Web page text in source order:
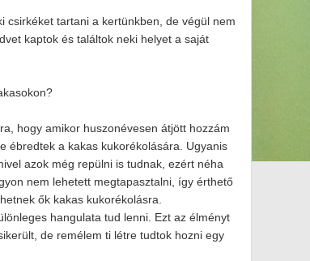
csirkéket tartani a kertünkben, de végül nem
kaptok és találtok neki helyet a saját
hogy amikor huszonévesen átjött hozzám
ébredtek a kakas kukorékolására. Ugyanis
azok még repülni is tudnak, ezért néha
nem lehetett megtapasztalni, így érthető
ők kakas kukorékolásra.
hangulata tud lenni. Ezt az élményt
de remélem ti létre tudtok hozni egy